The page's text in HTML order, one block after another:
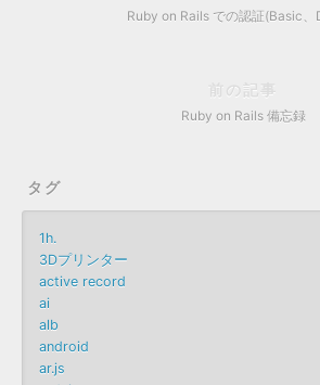
Ruby on Rails での認証(Basic、
前の記事
Ruby on Rails 備忘録
タグ
1h.
3Dプリンター
active record
ai
alb
android
ar.js